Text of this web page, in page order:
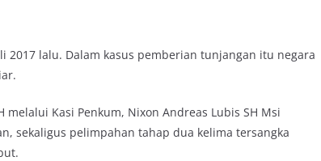
2017 lalu. Dalam kasus pemberian tunjangan itu negara
melalui Kasi Penkum, Nixon Andreas Lubis SH Msi
sekaligus pelimpahan tahap dua kelima tersangka